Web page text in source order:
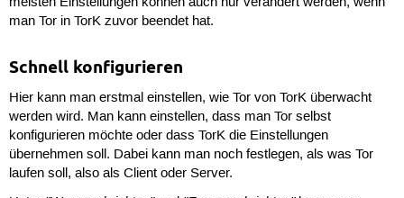
man Tor in TorK zuvor beendet hat.
Schnell konfigurieren
Hier kann man erstmal einstellen, wie Tor von TorK überwacht
werden wird. Man kann einstellen, dass man Tor selbst
konfigurieren möchte oder dass TorK die Einstellungen
übernehmen soll. Dabei kann man noch festlegen, als was Tor
laufen soll, also als Client oder Server.